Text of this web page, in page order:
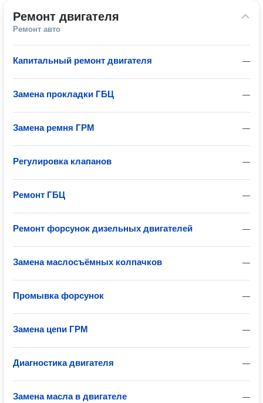
Ремонт двигателя
Ремонт авто
—
Капитальный ремонт двигателя
—
Замена прокладки ГБЦ
—
Замена ремня ГРМ
—
Регулировка клапанов
—
Ремонт ГБЦ
—
Ремонт форсунок дизельных двигателей
—
Замена маслосъёмных колпачков
—
Промывка форсунок
—
Замена цепи ГРМ
—
Диагностика двигателя
—
Замена масла в двигателе